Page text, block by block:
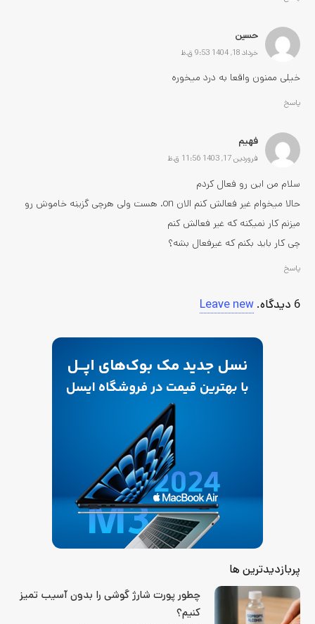
6 دیدگاه.
Leave new
حسین
خرداد 18, 1404 9:53 ق.ظ
خیلی ممنون واقعا به درد میخوره
پاسخ
فهیم
فروردین 17, 1403 11:56 ق.ظ
سلام من این رو فعال کردم
حالا میخوام غیر فعالش کنم الان on. هست ولی هرچی گزینه خاموش رو
میزنم کار نمیکنه که غیر فعالش کنم
چی کار باید بکنم که غیرفعال بشه؟
پاسخ
پربازدیدترین ها
چطور پورت شارژ گوشی را بدون آسیب تمیز
کنیم؟